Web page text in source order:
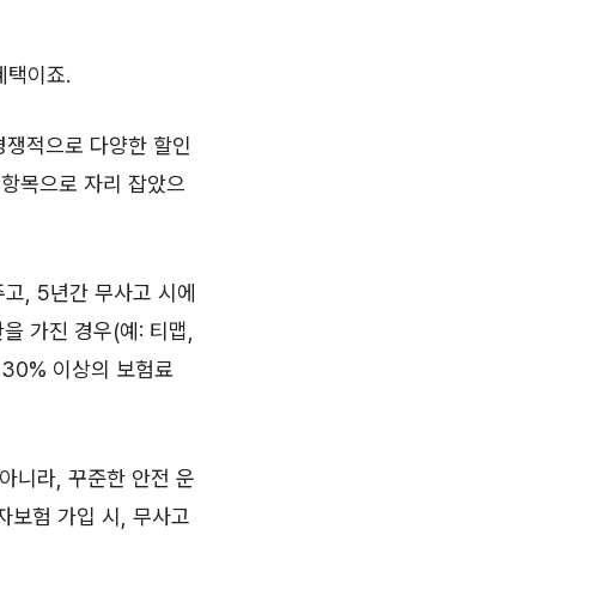
택이죠.
적으로 다양한 할인
목으로 자리 잡았으
, 5년간 무사고 시에
가진 경우(예: 티맵,
이상의 보험료
니라, 꾸준한 안전 운
보험 가입 시, 무사고